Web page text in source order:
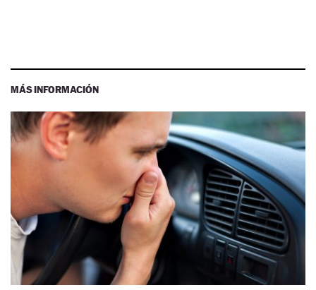
MÁS INFORMACIÓN